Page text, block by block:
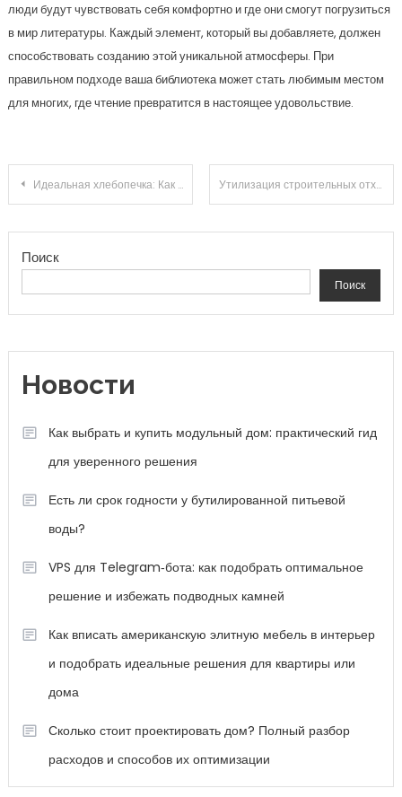
люди будут чувствовать себя комфортно и где они смогут погрузиться
в мир литературы. Каждый элемент, который вы добавляете, должен
способствовать созданию этой уникальной атмосферы. При
правильном подходе ваша библиотека может стать любимым местом
для многих, где чтение превратится в настоящее удовольствие.
Навигация по записям
Идеальная хлебопечка: Как выбрать лучший аппарат для домашней выпечки? Утилизация строительных отходов: 5 эффективных способов, которые сэкономят время и деньги!
Поиск
Поиск
Новости
Как выбрать и купить модульный дом: практический гид
для уверенного решения
Есть ли срок годности у бутилированной питьевой
воды?
VPS для Telegram‑бота: как подобрать оптимальное
решение и избежать подводных камней
Как вписать американскую элитную мебель в интерьер
и подобрать идеальные решения для квартиры или
дома
Сколько стоит проектировать дом? Полный разбор
расходов и способов их оптимизации